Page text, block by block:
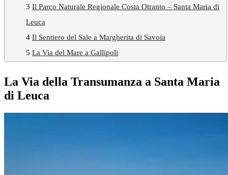
3 Il Parco Naturale Regionale Costa Otranto – Santa Maria di
Leuca
4 Il Sentiero del Sale a Margherita di Savoia
5 La Via del Mare a Gallipoli
La Via della Transumanza a Santa Maria
di Leuca